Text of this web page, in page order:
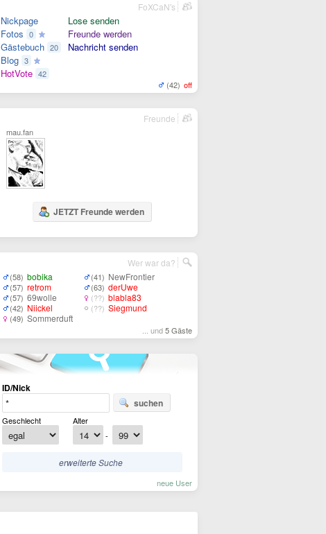
Nickpage
Fotos 0
Gästebuch 20
Blog 3
HotVote 42
Lose senden
Freunde werden
Nachricht senden
(42) off
FoXCaN's
mau.fan
JETZT Freunde werden
Freunde
(58) bobika
(57) retrom
(57) 69wolle
(42) Niickel
(49) Sommerduft
(41) NewFrontier
(63) derUwe
(??) blabla83
(??) Siegmund
... und5 Gäste
Wer war da?
ID/Nick
suchen
Geschlecht
Alter
-
erweiterte Suche
neue User